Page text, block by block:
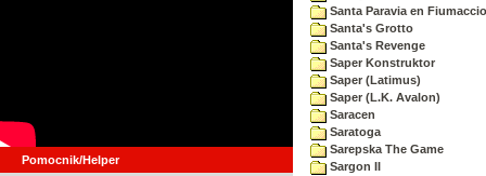
Pomocnik/Helper
Santa Paravia en Fiumaccio
Santa's Grotto
Santa's Revenge
Saper Konstruktor
Saper (Latimus)
Saper (L.K. Avalon)
Saracen
Saratoga
Sarepska The Game
Sargon II